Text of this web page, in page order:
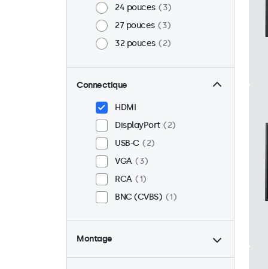
24 pouces
3
27 pouces
3
32 pouces
2
Connectique
HDMI
DisplayPort
2
USB-C
2
VGA
3
RCA
1
BNC (CVBS)
1
Montage
Bureau
2